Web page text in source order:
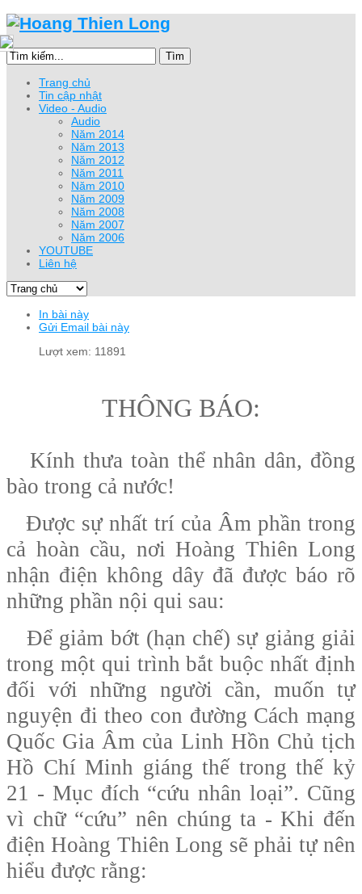
Tìm
Trang chủ
Tin cập nhật
Video - Audio
Audio
Năm 2014
Năm 2013
Năm 2012
Năm 2011
Năm 2010
Năm 2009
Năm 2008
Năm 2007
Năm 2006
YOUTUBE
Liên hệ
In bài này
Gửi Email bài này
Lượt xem: 11891
THÔNG BÁO:
Kính thưa toàn thể nhân dân, đồng
bào trong cả nước!
Được sự nhất trí của Âm phần trong
cả hoàn cầu, nơi Hoàng Thiên Long
nhận điện không dây đã được báo rõ
những phần nội qui sau:
Để giảm bớt (hạn chế) sự giảng giải
trong một qui trình bắt buộc nhất định
đối với những người cần, muốn tự
nguyện đi theo con đường Cách mạng
Quốc Gia Âm của Linh Hồn Chủ tịch
Hồ Chí Minh giáng thế trong thế kỷ
21 - Mục đích “cứu nhân loại”. Cũng
vì chữ “cứu” nên chúng ta - Khi đến
điện Hoàng Thiên Long sẽ phải tự nên
hiểu được rằng: